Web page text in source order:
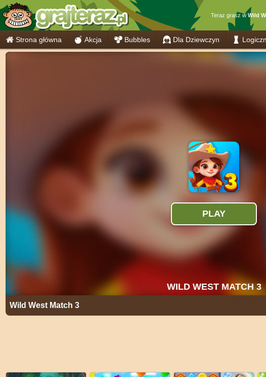
Teraz grasz w Wild
Strona główna Akcja Bubbles Dla Dziewczyn
Wild West Match 3